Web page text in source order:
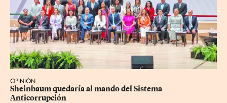
OPINIÓN
Sheinbaum quedaría al mando del Sistema
Anticorrupción